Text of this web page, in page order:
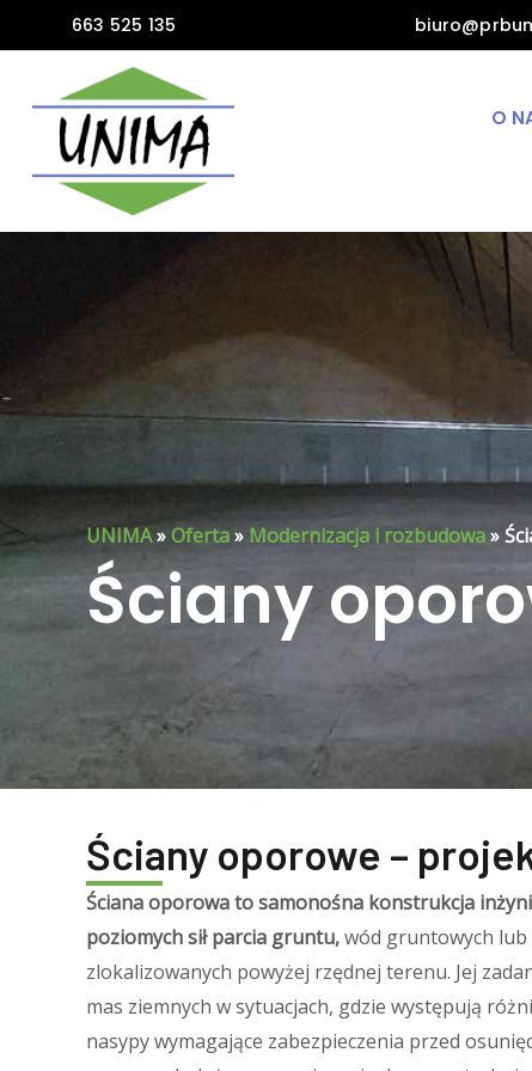
to
663 525 135
O
UNIMA»Oferta» Modernizacja i rozbudowa»
Ściany
Ściany oporowe –
Ściana oporowa to samonośna konstrukcja
poziomych sił parcia gruntu,wód gruntowych
zlokalizowanych powyżej rzędnej terenu. Jej
mas ziemnych w sytuacjach, gdzie występują
nasypy wymagające zabezpieczenia przed